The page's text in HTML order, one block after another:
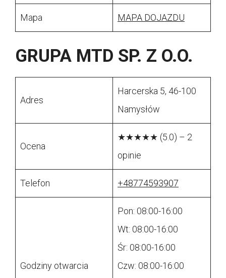
Mapa MAPA DOJAZDU
GRUPA MTD SP. Z O.O.
Adres
Harcerska 5, 46-100
Namysłów
Ocena
★★★★★ (5.0) – 2
opinie
Telefon +48774593907
Godziny otwarcia
Pon: 08:00-16:00
Wt: 08:00-16:00
Śr: 08:00-16:00
Czw: 08:00-16:00